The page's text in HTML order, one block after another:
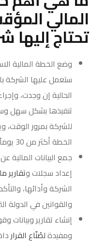
المالي
تحتاج إليها
وضع الخطة المالية
ستعمل عليها الشركة
الحالية إن وجدت،
تنفيذها بشكل سهل
للشركة بمرور الوقت،
الخطة أكثر من 30 يوماً من تاريخ مباشرته.
جمع البيانات
إعداد سجلات وتقارير
الشركة وأدائها،
والقوانين في الدولة
إنشاء تقارير وبيانات
ومفيدةلصُنّاع القرار